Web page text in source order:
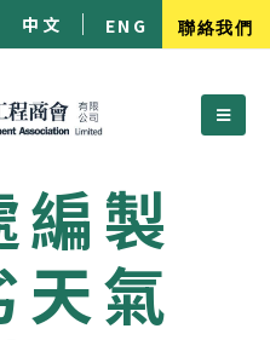
中文 ENG 聯絡我們
編製
天氣